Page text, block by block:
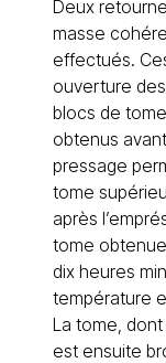
Deux
masse
effectués.
ouverture
blocs de
obtenus
pressage
tome
après
tome
dix heures
température
La tome,
est ensuite